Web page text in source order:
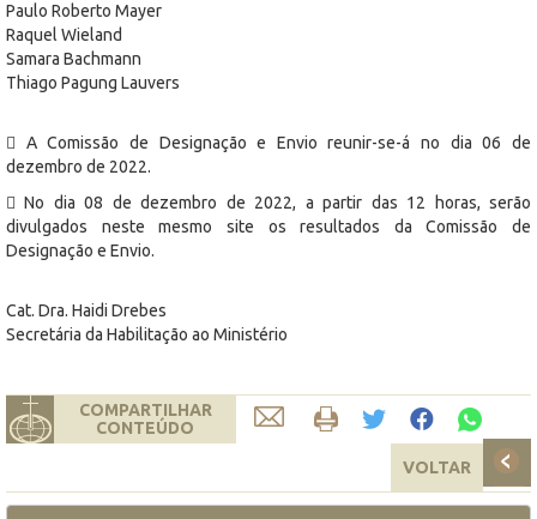
Paulo Roberto Mayer
Raquel Wieland
Samara Bachmann
Thiago Pagung Lauvers
 A Comissão de Designação e Envio reunir-se-á no dia 06 de
dezembro de 2022.
 No dia 08 de dezembro de 2022, a partir das 12 horas, serão
divulgados neste mesmo site os resultados da Comissão de
Designação e Envio.
Cat. Dra. Haidi Drebes
Secretária da Habilitação ao Ministério
COMPARTILHAR
CONTEÚDO
VOLTAR